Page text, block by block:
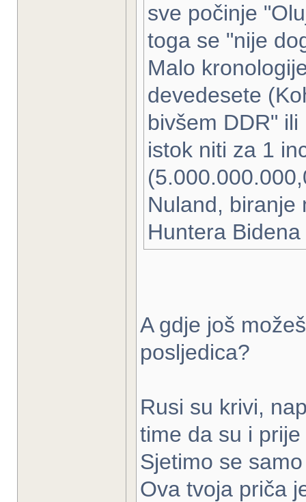
sve počinje
toga se "nije
Malo
devedesete
bivšem DDR"
istok niti za 1
Nuland, biranje
Huntera
A gdje još
posljedica?
Rusi su krivi,
time da su i
Sjetimo se
Ova tvoja priča